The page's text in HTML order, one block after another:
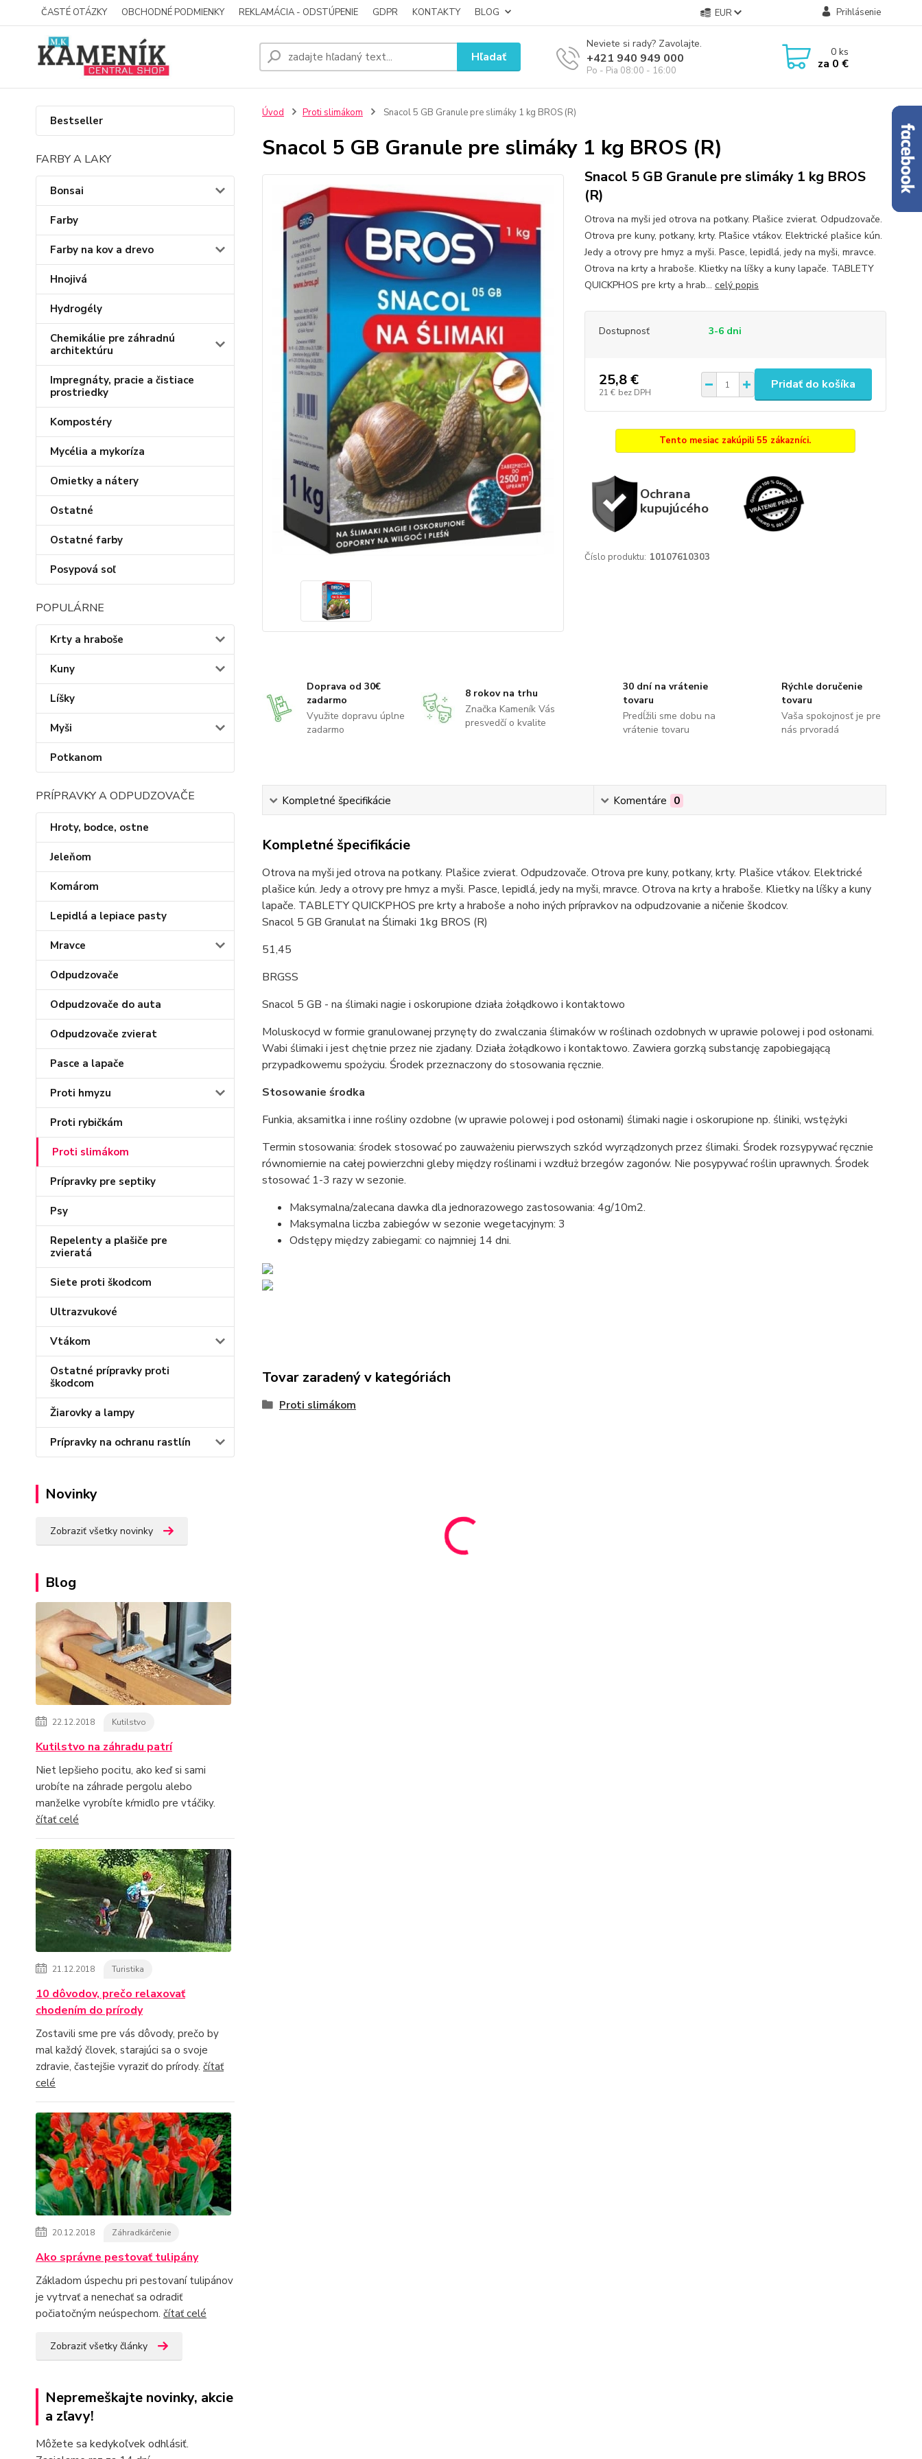
ČASTÉ OTÁZKY OBCHODNÉ PODMIENKY REKLAMÁCIA - ODSTÚPENIE GDPR KONTAKTY BLOG EUR Prihlásenie
Hľadať
Neviete si rady? Zavolajte.
+421 940 949 000
Po - Pia 08:00 - 16:00
0ks
za 0 €
Bestseller
FARBY A LAKY
Bonsai
Farby
Farby na kov a drevo
Hnojivá
Hydrogély
Chemikálie pre záhradnú
architektúru
Impregnáty, pracie a čistiace
prostriedky
Kompostéry
Mycélia a mykoríza
Omietky a nátery
Ostatné
Ostatné farby
Posypová soľ
POPULÁRNE
Krty a hraboše
Kuny
Líšky
Myši
Potkanom
PRÍPRAVKY A ODPUDZOVAČE
Hroty, bodce, ostne
Jeleňom
Komárom
Lepidlá a lepiace pasty
Mravce
Odpudzovače
Odpudzovače do auta
Odpudzovače zvierat
Pasce a lapače
Proti hmyzu
Proti rybičkám
Proti slimákom
Prípravky pre septiky
Psy
Repelenty a plašiče pre
zvieratá
Siete proti škodcom
Ultrazvukové
Vtákom
Ostatné prípravky proti
škodcom
Žiarovky a lampy
Prípravky na ochranu rastlín
Novinky
Zobraziť všetky novinky
Blog
22.12.2018 Kutilstvo
Kutilstvo na záhradu patrí
Niet lepšieho pocitu, ako keď si sami
urobíte na záhrade pergolu alebo
manželke vyrobíte kŕmidlo pre vtáčiky.
čítať celé
21.12.2018 Turistika
10 dôvodov, prečo relaxovať
chodením do prírody
Zostavili sme pre vás dôvody, prečo by
mal každý človek, starajúci sa o svoje
zdravie, častejšie vyraziť do prírody. čítať
celé
20.12.2018 Záhradkárčenie
Ako správne pestovať tulipány
Základom úspechu pri pestovaní tulipánov
je vytrvať a nenechať sa odradiť
počiatočným neúspechom. čítať celé
Zobraziť všetky články
Nepremeškajte novinky, akcie
a zľavy!
Môžete sa kedykoľvek odhlásiť.
Úvod Proti slimákom Snacol 5 GB Granule pre slimáky 1 kg BROS (R)
Snacol 5 GB Granule pre slimáky 1 kg BROS (R)
Snacol 5 GB Granule pre slimáky 1 kg BROS
(R)
Otrova na myši jed otrova na potkany. Plašice zvierat. Odpudzovače.
Otrova pre kuny, potkany, krty. Plašice vtákov. Elektrické plašice kún.
Jedy a otrovy pre hmyz a myši. Pasce, lepidlá, jedy na myši, mravce.
Otrova na krty a hraboše. Klietky na líšky a kuny lapače. TABLETY
QUICKPHOS pre krty a hrab... celý popis
Dostupnosť 3-6 dni
25,8 €
21 € bez DPH
Pridať do košíka
Tento mesiac zakúpili 55 zákazníci.
Ochrana
kupujúcého
Číslo produktu: 10107610303
Doprava od 30€
zadarmo
Využite dopravu úplne
zadarmo
8 rokov na trhu
Značka Kameník Vás
presvedčí o kvalite
30 dní na vrátenie
tovaru
Predĺžili sme dobu na
vrátenie tovaru
Rýchle doručenie
tovaru
Vaša spokojnosť je pre
nás prvoradá
Kompletné špecifikácie Komentáre 0
Kompletné špecifikácie
Otrova na myši jed otrova na potkany. Plašice zvierat. Odpudzovače. Otrova pre kuny, potkany, krty. Plašice vtákov. Elektrické
plašice kún. Jedy a otrovy pre hmyz a myši. Pasce, lepidlá, jedy na myši, mravce. Otrova na krty a hraboše. Klietky na líšky a kuny
lapače. TABLETY QUICKPHOS pre krty a hraboše a noho iných prípravkov na odpudzovanie a ničenie škodcov.
Snacol 5 GB Granulat na Ślimaki 1kg BROS (R)
51,45
BRGSS
Snacol 5 GB - na ślimaki nagie i oskorupione działa żołądkowo i kontaktowo
Moluskocyd w formie granulowanej przynęty do zwalczania ślimaków w roślinach ozdobnych w uprawie polowej i pod osłonami.
Wabi ślimaki i jest chętnie przez nie zjadany. Działa żołądkowo i kontaktowo. Zawiera gorzką substancję zapobiegającą
przypadkowemu spożyciu. Środek przeznaczony do stosowania ręcznie.
Stosowanie środka
Funkia, aksamitka i inne rośliny ozdobne (w uprawie polowej i pod osłonami) ślimaki nagie i oskorupione np. śliniki, wstężyki
Termin stosowania: środek stosować po zauważeniu pierwszych szkód wyrządzonych przez ślimaki. Środek rozsypywać ręcznie
równomiernie na całej powierzchni gleby między roślinami i wzdłuż brzegów zagonów. Nie posypywać roślin uprawnych. Środek
stosować 1-3 razy w sezonie.
Maksymalna/zalecana dawka dla jednorazowego zastosowania: 4g/10m2.
Maksymalna liczba zabiegów w sezonie wegetacyjnym: 3
Odstępy między zabiegami: co najmniej 14 dni.
Tovar zaradený v kategóriách
Proti slimákom